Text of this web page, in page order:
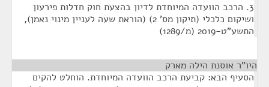
3. הרכב הוועדה המיוחדת לדיון בהצעת חוק חדלות פירעון
ושיקום כלכלי (תיקון מס' 2) (הוראת שעה לעניין מינוי נאמן),
התשע"ט-2019 (מ/1289)
היו"ר אוסנת הילה מארק
הסעיף הבא: קביעת הרכב הוועדה המיוחדת. הוחלט להקים